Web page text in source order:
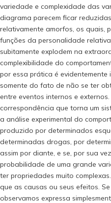
variedade e complexidade das
diagrama parecem ficar
relativamente amorfos, os quais,
funções da personalidade
subitamente explodem na
complexibilidade do
por essa prática é evidentemente
somente do fato de não se ter
entre eventos internos e
correspondência que torna um
a análise experimental do
produzido por determinados
determinadas drogas, por
assim por diante, e se, por sua
probabilidade de uma grande
ter propriedades muito
que as causas ou seus efeitos.
observamos expressa